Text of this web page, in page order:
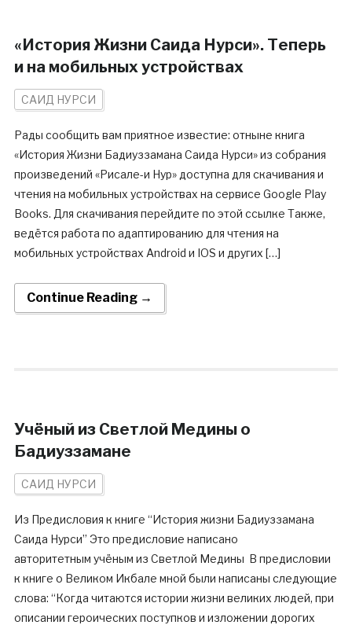
«История Жизни Саида Нурси». Теперь
и на мобильных устройствах
САИД НУРСИ
Рады сообщить вам приятное известие: отныне книга
«История Жизни Бадиуззамана Саида Нурси» из собрания
произведений «Рисале-и Нур» доступна для скачивания и
чтения на мобильных устройствах на сервисе Google Play
Books. Для скачивания перейдите по этой ссылке Также,
ведётся работа по адаптированию для чтения на
мобильных устройствах Android и IOS и других […]
Continue Reading →
Учёный из Светлой Медины о
Бадиуззамане
САИД НУРСИ
Из Предисловия к книге “История жизни Бадиуззамана
Саида Нурси” Это предисловие написано
авторитетным учёным из Светлой Медины В предисловии
к книге о Великом Икбале мной были написаны следующие
слова: “Когда читаются истории жизни великих людей, при
описании героических поступков и изложении дорогих